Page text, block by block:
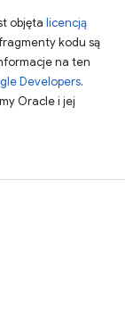
objęta licencją
kodu są
na ten
Developers.
Oracle i jej